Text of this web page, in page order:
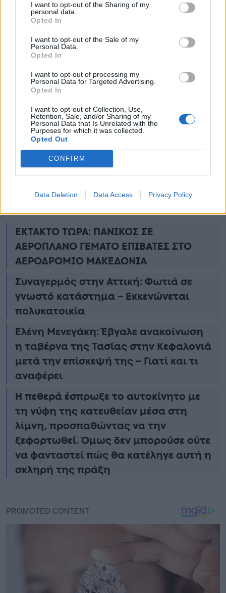
I want to opt-out of the Sharing of my
personal data.
Opted In
I want to opt-out of the Sale of my
Personal Data.
Opted In
I want to opt-out of processing my
Personal Data for Targeted Advertising.
Opted In
I want to opt-out of Collection, Use,
Retention, Sale, and/or Sharing of my
Personal Data that Is Unrelated with the
Purposes for which it was collected.
Opted Out
CONFIRM
Data Deletion Data Access Privacy Policy
ΕΚΤΑΚΤΟ ΤΩΡΑ: ΠΑΝΙΚΟΣ ΣΕ
ΑΕΡΟΠΛΑΝΟ ΓΕΜΑΤΟ ΕΠΙΒΑΤΕΣ ΣΤΟ
ΑΕΡΟΔΡΟΜΙΟ ΜΑΚΕΔΟΝΙΑ
Συναγερμός στην Αττική: Φωτιά σε
γνωστό κατάστημα – Εκκενώνεται
πολυκατοικία
Ελένη Μενεγάκη: Έβγαλε ανακοίνωση
η ταβέρνα της Τασίας στην Κεφαλονιά
μετά την επίσκεψή της – Γιατί και τι
αναφέρει
Η πεθερά έσπρωξε το αυτοκίνητο με
τη νύφη της κατευθείαν μέσα στη
λίμνη, προσπαθώντας να την
ξεφορτωθεί. Όμως δεν μπορούσε ούτε
να φανταστεί πώς θα κατέληγε αυτή η
σκληρή της πράξη